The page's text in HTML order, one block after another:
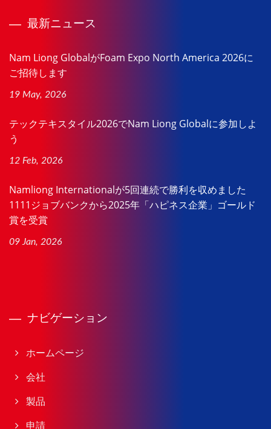
最新ニュース
Nam Liong GlobalがFoam Expo North America 2026に
ご招待します
19 May, 2026
テックテキスタイル2026でNam Liong Globalに参加しよ
う
12 Feb, 2026
Namliong Internationalが5回連続で勝利を収めました
1111ジョブバンクから2025年「ハピネス企業」ゴールド
賞を受賞
09 Jan, 2026
ナビゲーション
ホームページ
会社
製品
申請